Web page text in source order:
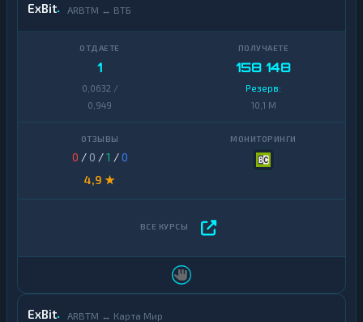
ExBit ARBTM ↔ ВТБ
1
0,0632 /
0,949
158 148
Резерв:
10,1 M
0 / 0 /1 /0
4,9 ★
ExBit ARBTM ↔ Карта Мир